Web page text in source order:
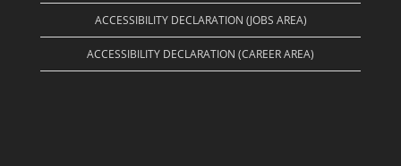
ACCESSIBILITY DECLARATION (JOBS AREA)
ACCESSIBILITY DECLARATION (CAREER AREA)